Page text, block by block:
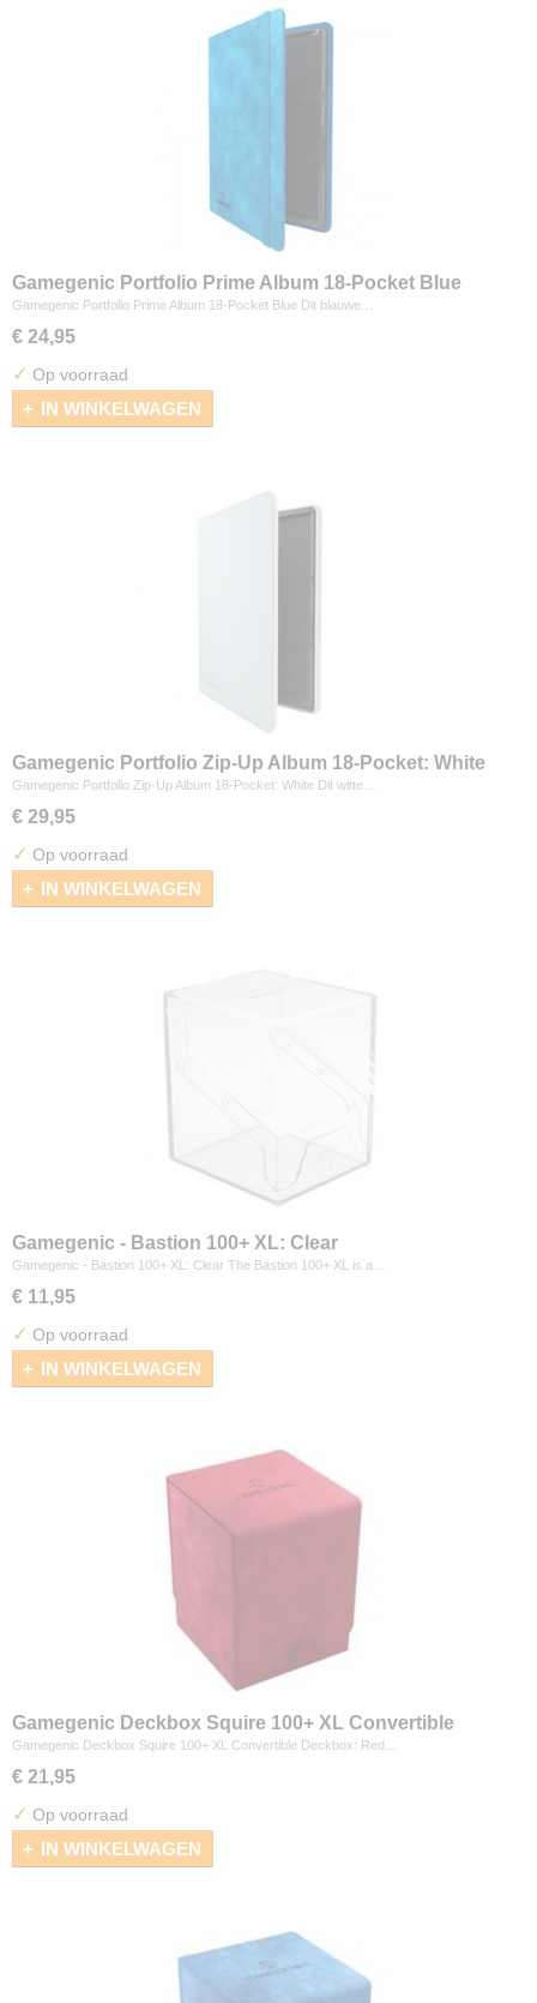
Gamegenic Portfolio Prime Album 18-Pocket Blue
Gamegenic Portfolio Prime Album 18-Pocket Blue Dit blauwe…
€ 24,95
✓ Op voorraad
IN WINKELWAGEN
Gamegenic Portfolio Zip-Up Album 18-Pocket: White
Gamegenic Portfolio Zip-Up Album 18-Pocket: White Dit witte…
€ 29,95
✓ Op voorraad
IN WINKELWAGEN
Gamegenic - Bastion 100+ XL: Clear
Gamegenic - Bastion 100+ XL: Clear The Bastion 100+ XL is a…
€ 11,95
✓ Op voorraad
IN WINKELWAGEN
Gamegenic Deckbox Squire 100+ XL Convertible
Deckbox: Red
Gamegenic Deckbox Squire 100+ XL Convertible Deckbox: Red…
€ 21,95
✓ Op voorraad
IN WINKELWAGEN